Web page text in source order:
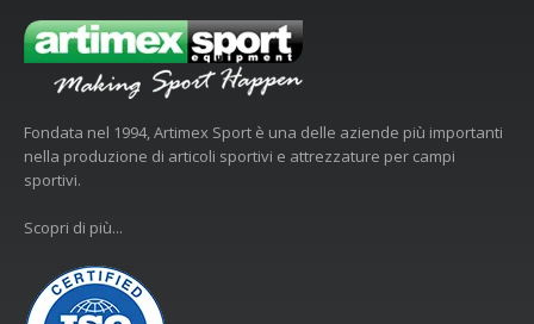
Fondata nel 1994, Artimex Sport è una delle aziende più importanti
nella produzione di articoli sportivi e attrezzature per campi
sportivi.
Scopri di più...